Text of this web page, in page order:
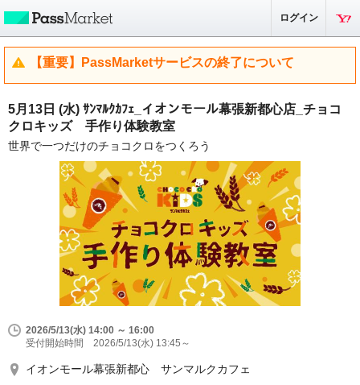
ログイン
【重要】PassMarketサービスの終了について
5月13日 (水) ｻﾝﾏﾙｸｶﾌｪ_イオンモール幕張新都心店_チョコ
クロキッズ 手作り体験教室
世界で一つだけのチョコクロをつくろう
2026/5/13(水) 14:00 ～ 16:00
受付開始時間 2026/5/13(水) 13:45～
イオンモール幕張新都心 サンマルクカフェ